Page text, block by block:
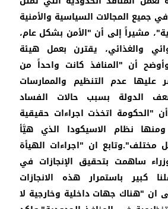
في جميع المجالات السياسية والأمنية
مشيراً إلى أن "الأمن بشكل عام،
والغذائي، يقترن بعمل هيئة
أن "المنافذ كانت واحداً من
عليها عدم التنظيم والممارسات
الدولة بسبب حالات الفساد
"الحكومة اتخذت اجراءات حقيقية
نظام الاسيكودا الذي هيَّأ
مختلف".وتابع ان "اجراءات الهيأة
ساهمت بتحقيق الإنجازات في
كبير باستمرار هذه الانجازات
ان "هناك جهات داخلية وخارجية لا